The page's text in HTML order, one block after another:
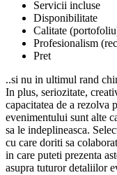
Servicii incluse
Disponibilitate
Calitate
Profesionalism
Pret
..si nu in ultimul rand
In plus, seriozitate,
capacitatea de a rezolva
evenimentului sunt alte
sa le indeplineasca.
cu care doriti sa
in care puteti prezenta
asupra tuturor detaliilor